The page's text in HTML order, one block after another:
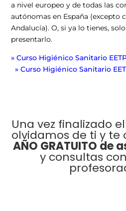
a nivel europeo y de todas las
autónomas en España (excepto
Andalucía). O, si ya lo tienes,
presentarlo.
» Curso Higiénico Sanitario
» Curso Higiénico Sanitario
Una vez finalizado
olvidamos de ti y te
AÑO GRATUITO de
y consultas